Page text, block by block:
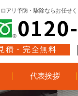
アリ予防・駆除ならお任せ
0120-
積・完全無料
代表挨拶